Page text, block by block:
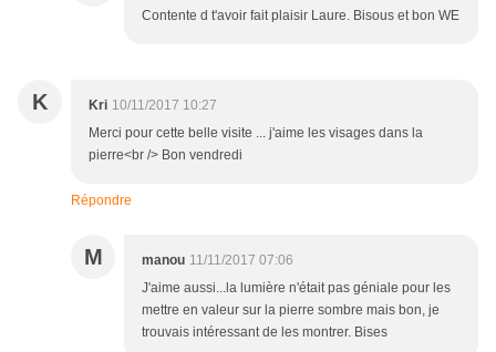
Contente d t'avoir fait plaisir Laure. Bisous et bon WE
K Kri 10/11/2017 10:27
Merci pour cette belle visite ... j'aime les visages dans la
pierre<br /> Bon vendredi
Répondre
M manou 11/11/2017 07:06
J'aime aussi...la lumière n'était pas géniale pour les
mettre en valeur sur la pierre sombre mais bon, je
trouvais intéressant de les montrer. Bises